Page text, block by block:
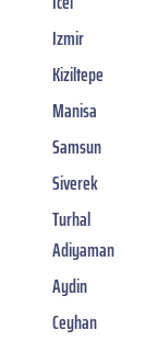
Izmir
Kiziltepe
Manisa
Samsun
Siverek
Turhal
Adiyaman
Aydin
Ceyhan